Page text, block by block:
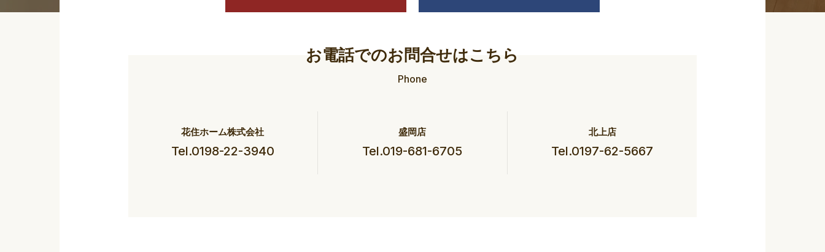
お電話でのお問合せはこちら
Phone
花住ホーム株式会社
Tel.0198-22-3940
盛岡店
Tel.019-681-6705
北上店
Tel.0197-62-5667